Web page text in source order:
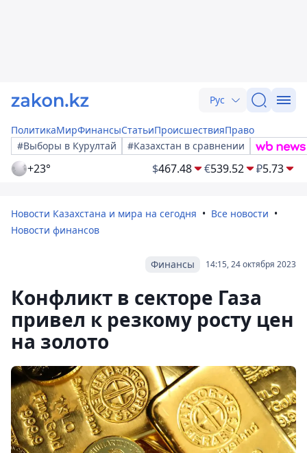
Рус
ПолитикаМирФинансыСтатьиПроисшествияПраво
#Выборы в Курултай
#Казахстан в сравнении
+23° $467.48 €539.52 ₽5.73
Новости Казахстана и мира на сегодня
Все новости
Новости финансов
14:15, 24 октября 2023
Финансы
Конфликт в секторе Газа
привел к резкому росту цен
на золото